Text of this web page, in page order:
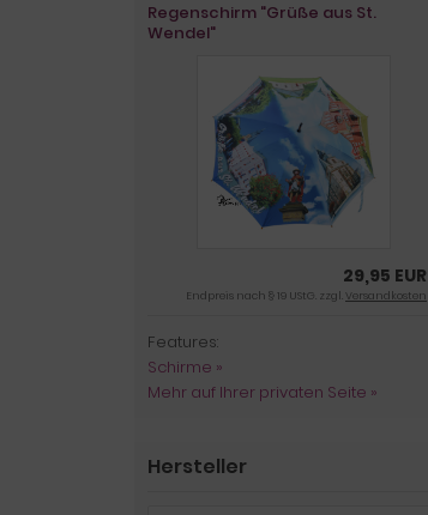
Regenschirm "Grüße aus St.
Wendel"
29,95 EUR
Endpreis nach § 19 UStG. zzgl.Versandkosten
Features:
Schirme »
Mehr auf Ihrer privaten Seite »
Hersteller